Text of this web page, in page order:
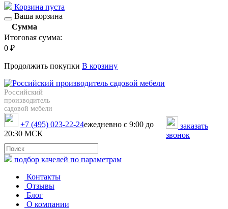
Корзина пуста
Ваша корзина
Сумма
Итоговая сумма:
0 ₽
Продолжить покупки В корзину
Российский
производитель
садовой мебели
+7 (495) 023-22-24ежедневно с 9:00 до
20:30 МСК
заказать
звонок
подбор качелей по параметрам
Контакты
Отзывы
Блог
О компании